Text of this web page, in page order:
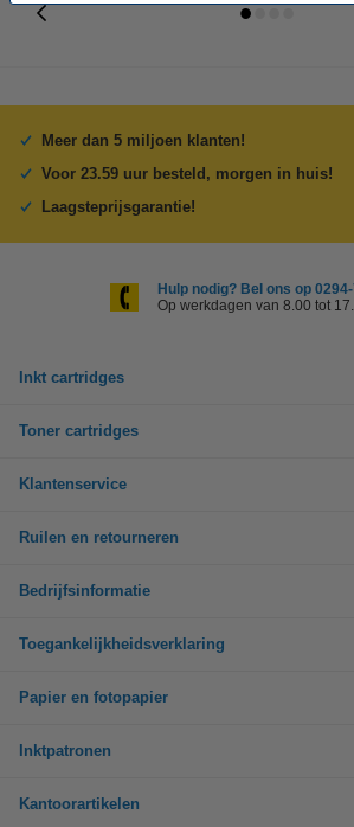
Meer dan 5 miljoen klanten!
Voor 23.59 uur besteld, morgen in huis!
Laagsteprijsgarantie!
Hulp nodig? Bel ons op
Op werkdagen van 8.00 tot
Inkt cartridges
Toner cartridges
Klantenservice
Ruilen en retourneren
Bedrijfsinformatie
Toegankelijkheidsverklaring
Papier en fotopapier
Inktpatronen
Kantoorartikelen